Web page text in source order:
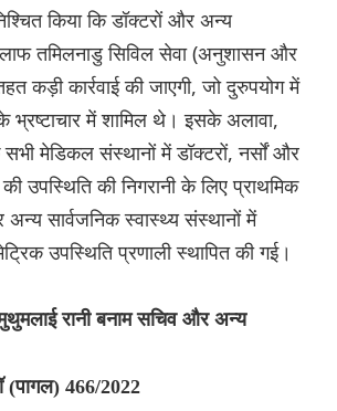
किया कि डॉक्टरों और अन्य
तमिलनाडु सिविल सेवा (अनुशासन और
कड़ी कार्रवाई की जाएगी, जो दुरुपयोग में
भ्रष्टाचार में शामिल थे। इसके अलावा,
मेडिकल संस्थानों में डॉक्टरों, नर्सों और
उपस्थिति की निगरानी के लिए प्राथमिक
सार्वजनिक स्वास्थ्य संस्थानों में
उपस्थिति प्रणाली स्थापित की गई।
रानी बनाम सचिव और अन्य
(पागल) 466/2022